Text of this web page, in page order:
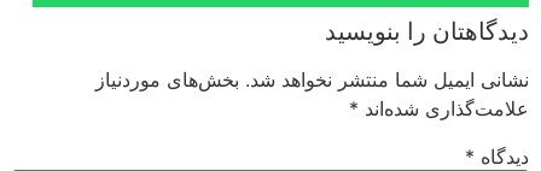
دیدگاهتان را بنویسید
نشانی ایمیل شما منتشر نخواهد شد. بخش‌های موردنیاز
علامت‌گذاری شده‌اند*
دیدگاه*